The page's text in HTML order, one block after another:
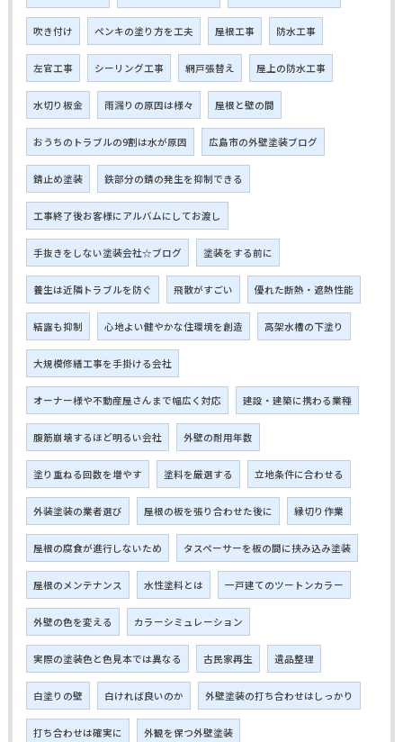
吹き付け ペンキの塗り方を工夫 屋根工事 防水工事
左官工事 シーリング工事 網戸張替え 屋上の防水工事
水切り板金 雨漏りの原因は様々 屋根と壁の間
おうちのトラブルの9割は水が原因 広島市の外壁塗装ブログ
錆止め塗装 鉄部分の錆の発生を抑制できる
工事終了後お客様にアルバムにしてお渡し
手抜きをしない塗装会社☆ブログ 塗装をする前に
養生は近隣トラブルを防ぐ 飛散がすごい 優れた断熱・遮熱性能
結露も抑制 心地よい健やかな住環境を創造 高架水槽の下塗り
大規模修繕工事を手掛ける会社
オーナー様や不動産屋さんまで幅広く対応 建設・建築に携わる業種
腹筋崩壊するほど明るい会社 外壁の耐用年数
塗り重ねる回数を増やす 塗料を厳選する 立地条件に合わせる
外装塗装の業者選び 屋根の板を張り合わせた後に 縁切り作業
屋根の腐食が進行しないため タスペーサーを板の間に挟み込み塗装
屋根のメンテナンス 水性塗料とは 一戸建てのツートンカラー
外壁の色を変える カラーシミュレーション
実際の塗装色と色見本では異なる 古民家再生 遺品整理
白塗りの壁 白ければ良いのか 外壁塗装の打ち合わせはしっかり
打ち合わせは確実に 外観を保つ外壁塗装